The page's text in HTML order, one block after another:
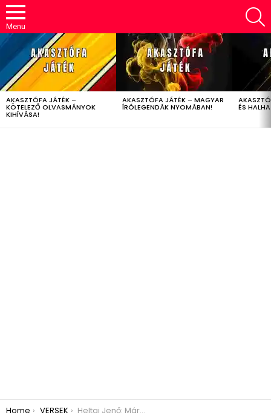
Menu
LATEST
STORIES
AKASZTÓFA JÁTÉK –
KÖTELEZŐ OLVASMÁNYOK
KIHÍVÁSA!
AKASZTÓFA JÁTÉK – MAGYAR
ÍRÓLEGENDÁK NYOMÁBAN! ÉS
You are here:
Home VERSEK Heltai Jenő: Március